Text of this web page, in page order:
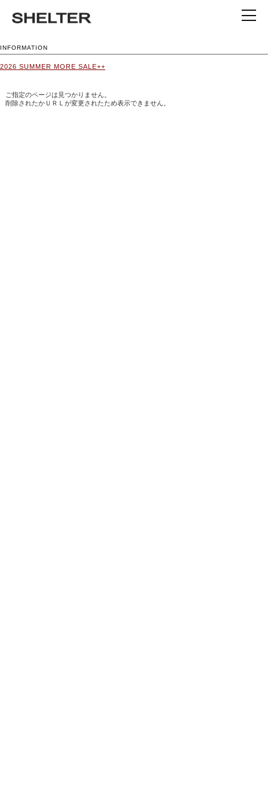
INFORMATION
2026 SUMMER MORE SALE++
ご指定のページは見つかりません。
削除されたかＵＲＬが変更されたため表示できません。